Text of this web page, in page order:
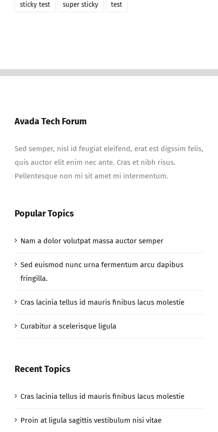
sticky test super sticky test
Avada Tech Forum
Sed semper, nisl id feugiat eleifend, erat est digssim felis,
quis auctor elit enim nec ante. Cras et nibh risus.
Pellentesque non mi sit amet mi intermentum.
Popular Topics
Nam a dolor volutpat massa auctor semper
Sed euismod nunc urna fermentum arcu dapibus
fringilla.
Cras lacinia tellus id mauris finibus lacus molestie
Curabitur a scelerisque ligula
Recent Topics
Cras lacinia tellus id mauris finibus lacus molestie
Proin at ligula sagittis vestibulum nisi vitae